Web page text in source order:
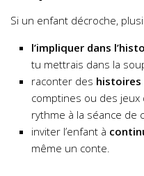
Si un enfant décroche,
l’impliquer dans
tu mettrais dans la
raconter des histoires
comptines ou des
rythme à la séance de
inviter l’enfant à
même un conte.